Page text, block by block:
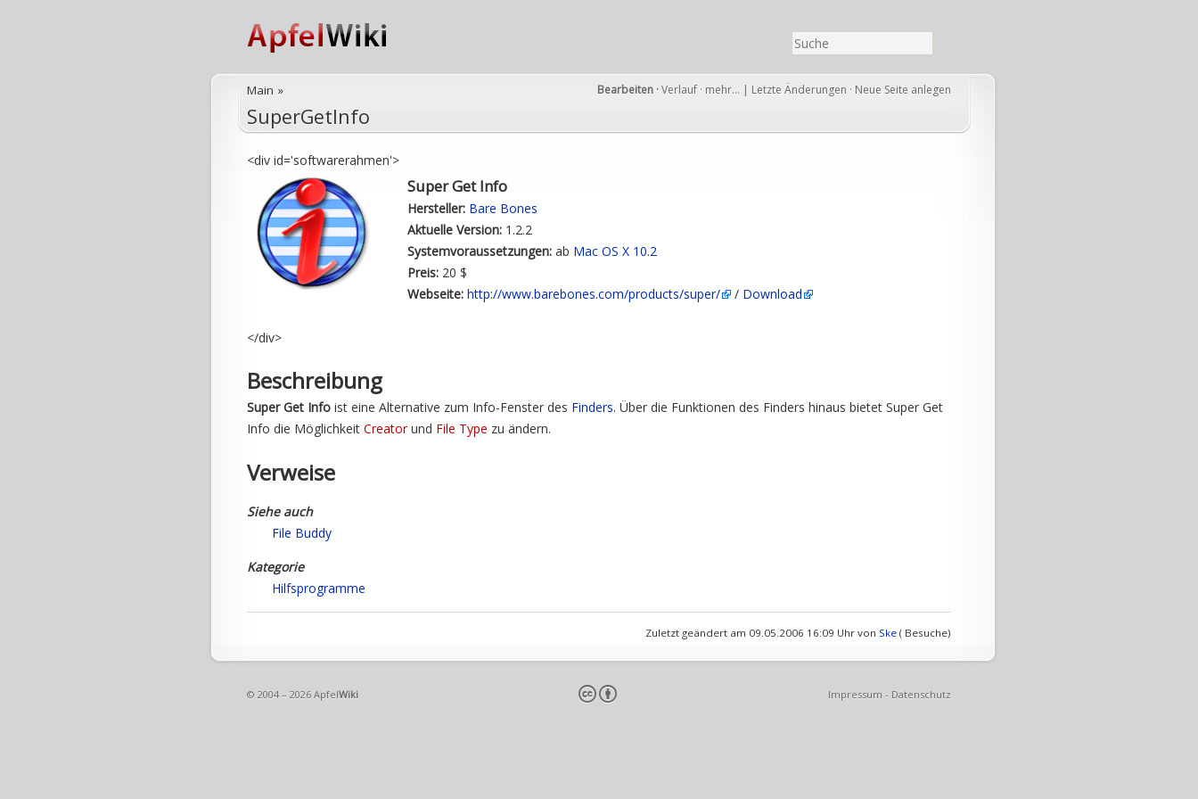
Bearbeiten ·Verlauf · mehr… | Letzte Änderungen · Neue Seite anlegen
Main »
SuperGetInfo
<div id='softwarerahmen'>
Super Get Info
Hersteller: Bare Bones
Aktuelle Version: 1.2.2
Systemvoraussetzungen: ab Mac OS X 10.2
Preis: 20 $
Webseite: http://www.barebones.com/products/super/ / Download
</div>
Beschreibung
Super Get Info ist eine Alternative zum Info-Fenster des Finders. Über die Funktionen des Finders hinaus bietet Super Get
Info die Möglichkeit Creatorund File Type zu ändern.
Verweise
Siehe auch
File Buddy
Kategorie
Hilfsprogramme
Zuletzt geändert am 09.05.2006 16:09 Uhr von Ske ( Besuche)
© 2004 – 2026 ApfelWiki Impressum - Datenschutz
cb